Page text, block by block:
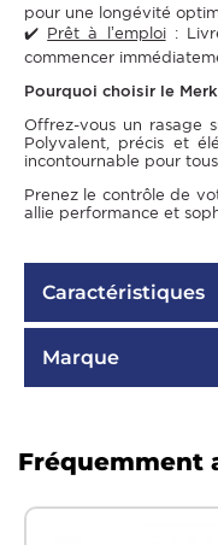
pour une longévité
✔️ Prêt à l’emploi:
commencer
Pourquoi choisir le
Offrez-vous un rasage
Polyvalent, précis et
incontournable pour
Prenez le contrôle de
allie performance et
Caractéristiques
Marque
Fréquemment